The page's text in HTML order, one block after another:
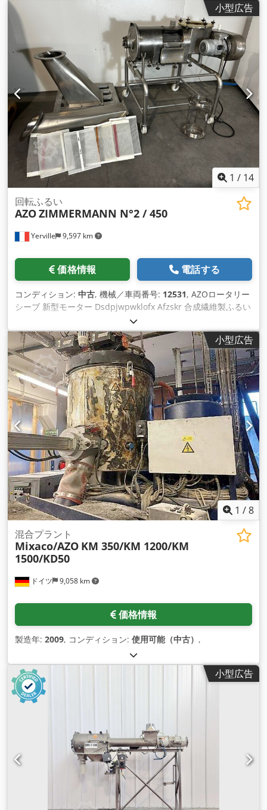
小型広告
1 / 14
Yerville 9,597 km
回転ふるい
AZOZIMMERMANN N°2 / 450
価格情報 電話する
コンディション: 中古, 機械／車両番号: 12531, AZOロータリー
シーブ 新型モーター Dsdpjwpwklofx Afzskr 合成繊維製ふるい
スリーブ7個付き：0.2 mm / 0.5 mm / 0.6 mm / 1.4 mm × 2個
/ 1.5 mm / 4.5 mm 電源：400 V モーター出力：1.5 kW ふるい
入口（mm）：250 × 250 ふるい直径（mm）：175 ふるい長
さ（mm）：340
小型広告
1 /8
ドイツ 9,058 km
混合プラント
Mixaco/AZO KM 350/KM 1200/KM
1500/KD50
価格情報
製造年: 2009, コンディション: 使用可能（中古） ,
小型広告